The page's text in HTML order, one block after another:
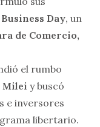
Day, un
de Comercio,
el rumbo
Milei y buscó
e inversores
libertario.